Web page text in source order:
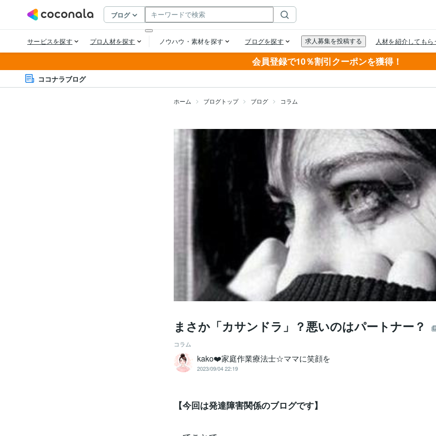
会員登録で10％割引クーポンを獲得！
ココナラブログ
ホーム ブログトップ ブログ コラム
まさか「カサンドラ」？悪いのはパートナー？
コラム
kako❤️家庭作業療法士☆ママに笑顔を
2023/09/04 22:19
【今回は発達障害関係のブログです】